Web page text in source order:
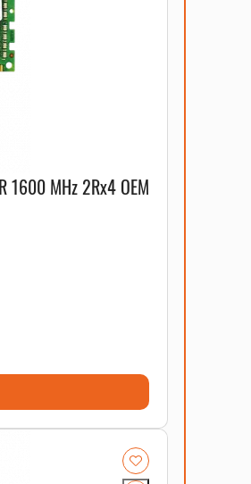
1600 MHz 2Rx4 OEM